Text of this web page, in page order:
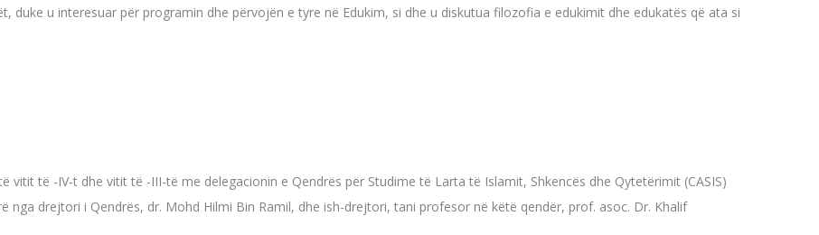
duke u interesuar për programin dhe përvojën e tyre në Edukim, si dhe u diskutua filozofia e edukimit dhe edukatës që ata si
vitit të -IV-t dhe vitit të -III-të me delegacionin e Qendrës për Studime të Larta të Islamit, Shkencës dhe Qytetërimit (CASIS)
nga drejtori i Qendrës, dr. Mohd Hilmi Bin Ramil, dhe ish-drejtori, tani profesor në këtë qendër, prof. asoc. Dr. Khalif